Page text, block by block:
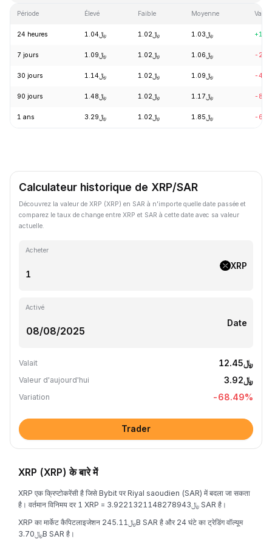
Période Élevé Faible Moyenne
24 heures ﷼1.04 ﷼1.02 ﷼1.03
7 jours ﷼1.09 ﷼1.02 ﷼1.06 -
30 jours ﷼1.14 ﷼1.02 ﷼1.09 -
90 jours ﷼1.48 ﷼1.02 ﷼1.17 -
1 ans ﷼3.29 ﷼1.02 ﷼1.85 -
Calculateur historique de XRP/SAR
Découvrez la valeur de XRP (XRP) en SAR à n'importe quelle date passée et
comparez le taux de change entre XRP et SAR à cette date avec sa valeur
actuelle.
Acheter
XRP
Activé
Date
Valait ﷼12.45
Valeur d'aujourd'hui ﷼3.92
Variation -68.49%
Trader
XRP (XRP) के बारे में
XRP एक क्रिप्टोकरेंसी है जिसे Bybit पर Riyal saoudien (SAR) में बदला जा सकता
है। वर्तमान विनिमय दर 1 XRP = ﷼3.9221321148278943 SAR है।
XRP का मार्केट कैपिटलाइजेशन ﷼245.11B SAR है और 24 घंटे का ट्रेडिंग वॉल्यूम
﷼3.70B SAR है।